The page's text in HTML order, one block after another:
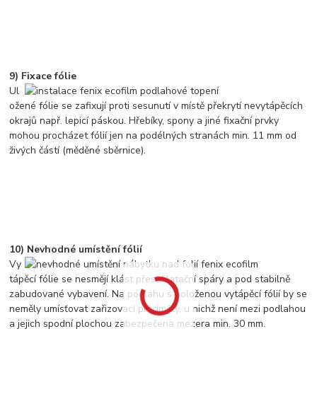
9) Fixace fólie
Ul
ožené fólie se zafixují proti sesunutí v místě překrytí nevytápěcích
okrajů např. lepicí páskou. Hřebíky, spony a jiné fixační prvky
mohou procházet fólií jen na podélných stranách min. 11 mm od
živých částí (měděné sběrnice).
10) Nevhodné umístění fólií
Vy
tápěcí fólie se nesmějí klást přes dilatační spáry a pod stabilně
zabudované vybavení. Na podlahu s položenou vytápěcí fólií by se
neměly umísťovat zařizovací předměty, u nichž není mezi podlahou
a jejich spodní plochou zabezpečena mezera min. 30 mm.